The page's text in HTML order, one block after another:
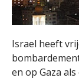
Israel heeft
en op Gaza